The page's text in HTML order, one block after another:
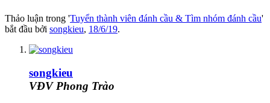
Thảo luận trong 'Tuyển thành viên đánh cầu & Tìm nhóm đánh cầu'
bắt đầu bởi songkieu, 18/6/19.
songkieu
VĐV Phong Trào